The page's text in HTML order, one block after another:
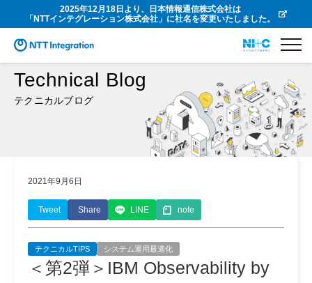
2025年12月18日より、日本情報通信株式会社は
「NTTインテグレーション株式会社」に社名を変更いたしました。
Technical Blog
テクニカルブログ
2021年9月6日
Tweet Share LINE note
テクニカルTIPS システム運用最適化
＜第2弾＞IBM Observability by